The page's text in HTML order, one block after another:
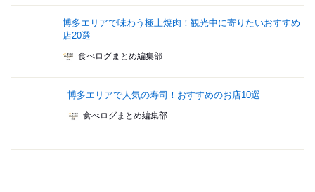
博多エリアで味わう極上焼肉！観光中に寄りたいおすすめ
店20選
食べログまとめ編集部
博多エリアで人気の寿司！おすすめのお店10選
食べログまとめ編集部